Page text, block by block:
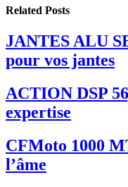
Related Posts
JANTES ALU
pour vos jantes
ACTION DSP
expertise
CFMoto 1000
l’âme